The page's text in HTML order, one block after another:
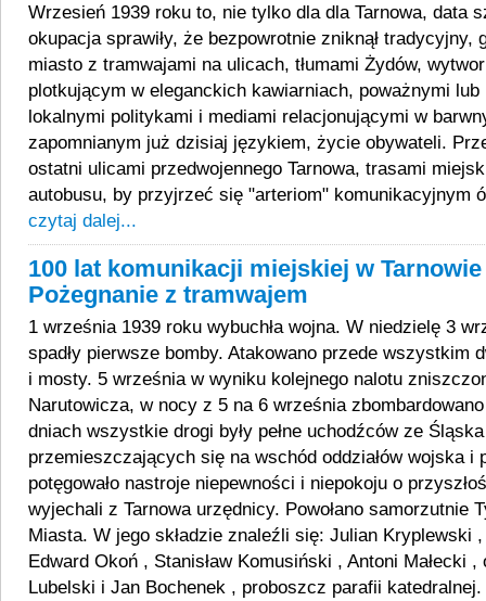
Wrzesień 1939 roku to, nie tylko dla dla Tarnowa, data
okupacja sprawiły, że bezpowrotnie zniknął tradycyjny,
miasto z tramwajami na ulicach, tłumami Żydów,
plotkującym w eleganckich kawiarniach, poważnymi
lokalnymi politykami i mediami relacjonującymi w
zapomnianym już dzisiaj językiem, życie obywateli.
ostatni ulicami przedwojennego Tarnowa, trasami
autobusu, by przyjrzeć się "arteriom" komunikacyjnym
czytaj dalej...
100 lat komunikacji miejskiej w Tarnowie
Pożegnanie z tramwajem
1 września 1939 roku wybuchła wojna. W niedzielę 3
spadły pierwsze bomby. Atakowano przede wszystkim
i mosty. 5 września w wyniku kolejnego nalotu
Narutowicza, w nocy z 5 na 6 września
dniach wszystkie drogi były pełne uchodźców ze
przemieszczających się na wschód oddziałów wojska i
potęgowało nastroje niepewności i niepokoju o
wyjechali z Tarnowa urzędnicy. Powołano samorzutnie
Miasta. W jego składzie znaleźli się: Julian Kryplewski
Edward Okoń , Stanisław Komusiński , Antoni Małecki
Lubelski i Jan Bochenek , proboszcz parafii katedralnej.